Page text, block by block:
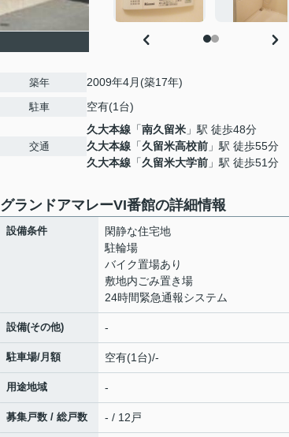
築年 2009年4月(築17年)
駐車 空有(1台)
交通
久大本線 「南久留米 」駅 徒歩48分
久大本線 「久留米高校前 」駅 徒歩55分
久大本線 「久留米大学前 」駅 徒歩51分
グランドアマレーVI番館の詳細情報
設備条件
閑静な住宅地
駐輪場
バイク置場あり
敷地内ごみ置き場
24時間緊急通報システム
設備(その他) -
駐車場/月額 空有(1台)/-
用途地域 -
募集戸数 / 総戸数 - / 12戸